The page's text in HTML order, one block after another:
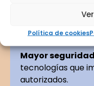
Política de cookies
características de
específicas de tu
Mayor seguridad
tecnologías que
autorizados.